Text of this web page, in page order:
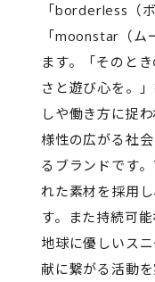
「borderless（
「moonstar（ム
ます。「そのと
さと遊び心を。
しや働き方に捉
様性の広がる社
るブランドです
れた素材を採用
す。また持続可
地球に優しいス
献に繋がる活動